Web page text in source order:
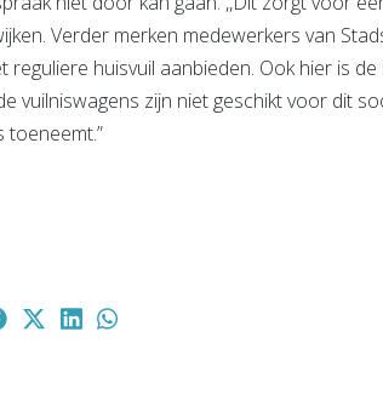
Verder merken medewerkers van
reguliere huisvuil aanbieden. Ook hier is
vuilniswagens zijn niet geschikt voor dit
toeneemt.”